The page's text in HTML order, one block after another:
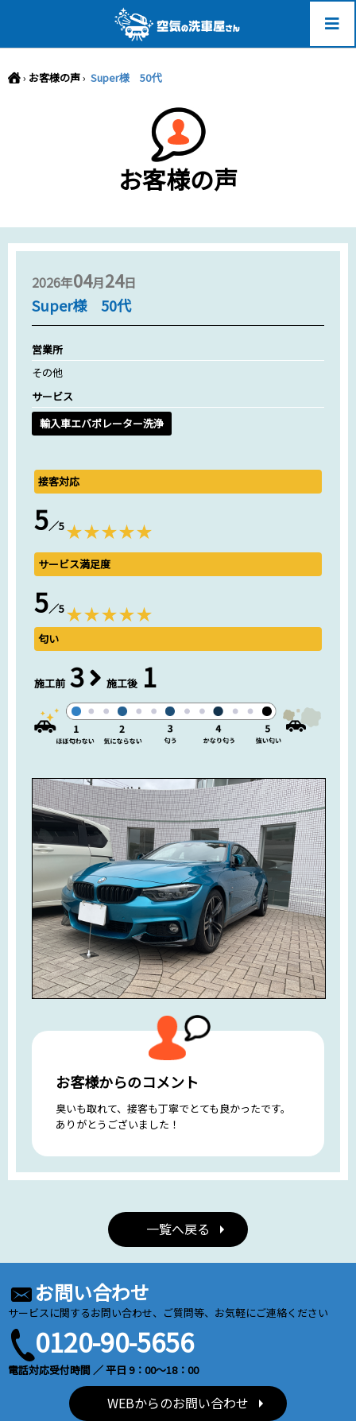
› お客様の声› Super様 50代
お客様の声
2026年04月24日
Super様 50代
営業所
その他
サービス
輸入車エバポレーター洗浄
接客対応
5／5
サービス満足度
5／5
匂い
施工前 3 施工後 1
お客様からのコメント
臭いも取れて、接客も丁寧でとても良かったです。
ありがとうございました！
一覧へ戻る
お問い合わせ
サービスに関するお問い合わせ、ご質問等、お気軽にご連絡ください
0120-90-5656
電話対応受付時間 ／ 平日 9：00～18：00
WEBからのお問い合わせ